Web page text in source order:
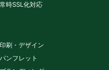
常時SSL化対応
印刷・デザイン
パンフレット